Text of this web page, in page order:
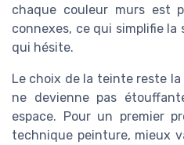
chaque couleur murs est
connexes, ce qui simplifie
qui hésite.
Le choix de la teinte reste
ne devienne pas
espace. Pour un premier
technique peinture, mieux